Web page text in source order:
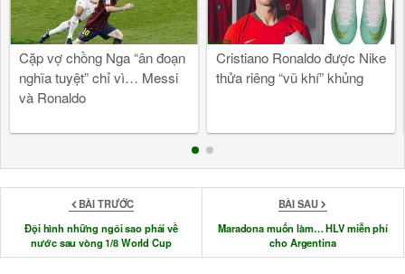
Cặp vợ chồng Nga “ân đoạn
nghĩa tuyệt” chỉ vì… Messi
và Ronaldo
Cristiano Ronaldo được Nike
thửa riêng “vũ khí” khủng
BÀI TRƯỚC
Đội hình những ngôi sao phải về
nước sau vòng 1/8 World Cup
BÀI SAU
Maradona muốn làm… HLV miễn phí
cho Argentina